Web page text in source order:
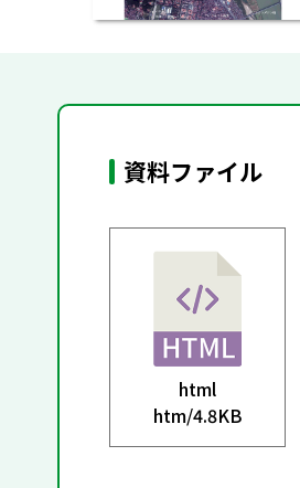
資料ファイル
html
htm/4.8KB